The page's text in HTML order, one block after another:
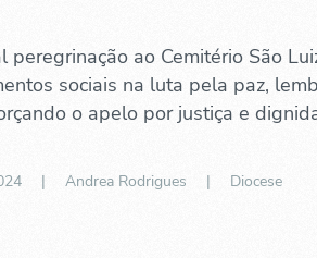
peregrinação ao Cemitério São
sociais na luta pela paz,
o apelo por justiça e
| Andrea Rodrigues | Diocese